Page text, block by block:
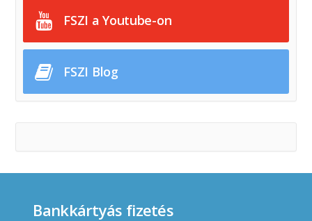
FSZI a Youtube-on
FSZI Blog
Bankkártyás fizetés